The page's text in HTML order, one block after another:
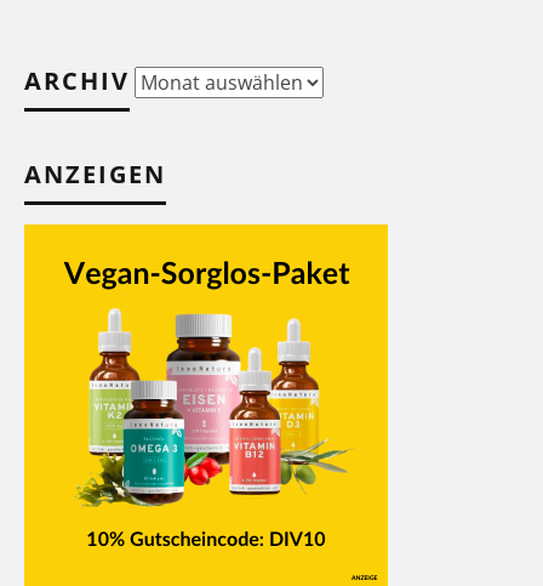
ARCHIV Archiv
ANZEIGEN